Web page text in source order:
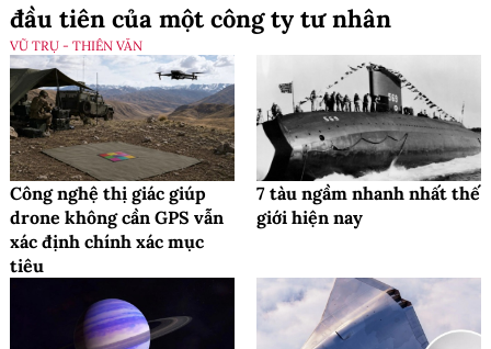
đầu tiên của một công ty tư nhân
VŨ TRỤ - THIÊN VĂN
Công nghệ thị giác giúp
drone không cần GPS vẫn
xác định chính xác mục
tiêu
7 tàu ngầm nhanh nhất thế
giới hiện nay